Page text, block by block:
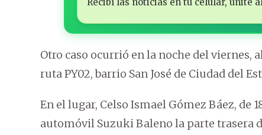
Recibí las noticias en tu celular, unite
Otro caso ocurrió en la noche del viernes,
ruta PY02, barrio San José de Ciudad del
En el lugar, Celso Ismael Gómez Báez, de
automóvil Suzuki Baleno la parte trasera